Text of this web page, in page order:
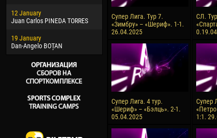
12 January
Juan Carlos PINEDA TORRES
19 January
Dan-Angelo BOȚAN
26 March
Vitor Hugo Morais de OLIVEIRA
28 March
10
15
Супер Лига. Тур 7.
«Зимбру» – «Шериф». 1-1.
26.04.2025
СЛ.
Супер Лига. 4 тур.
«Шериф» – «Бэлць». 2-1.
05.04.2025
Супер
1:1.